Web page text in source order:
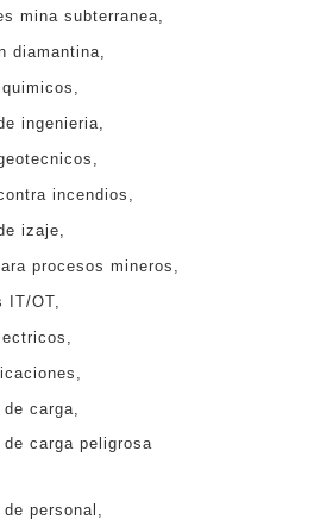
mina subterranea
diamantina
ingenieria
incendios
izaje
procesos mineros
IT/OT
carga
carga peligrosa
personal